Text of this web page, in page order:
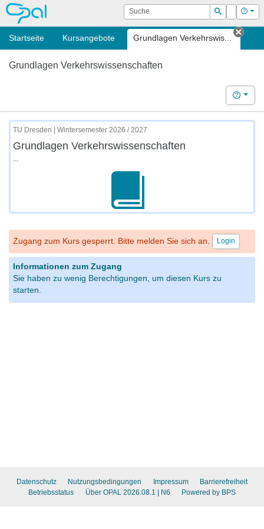
OPAL Suche
Suchen
Login Hilfe
Startseite Kursangebote Grundlagen Verkehrswis...
Tab
Grundlagen Verkehrswissenschaften
Hilfe
TU Dresden | Wintersemester 2026 / 2027
Grundlagen Verkehrswissenschaften
...
Zugang zum Kurs gesperrt. Bitte melden Sie sich an. Login
Informationen zum Zugang
Sie haben zu wenig Berechtigungen, um diesen Kurs zu
starten.
Datenschutz Nutzungsbedingungen Impressum
Barrierefreiheit
Betriebsstatus
Über OPAL 2026.08.1 | N6 Powered by BPS